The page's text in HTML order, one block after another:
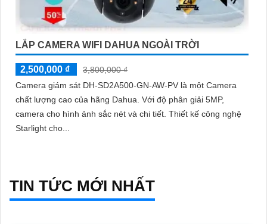
LẮP CAMERA WIFI DAHUA NGOÀI TRỜI
2,500,000 ₫
3,800,000 ₫
Camera giám sát DH-SD2A500-GN-AW-PV là một Camera
chất lượng cao của hãng Dahua. Với độ phân giải 5MP,
camera cho hình ảnh sắc nét và chi tiết. Thiết kế công nghệ
Starlight cho...
TIN TỨC MỚI NHẤT